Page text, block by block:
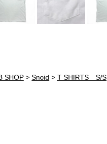
SHOP > Snoid > T SHIRTS S/S